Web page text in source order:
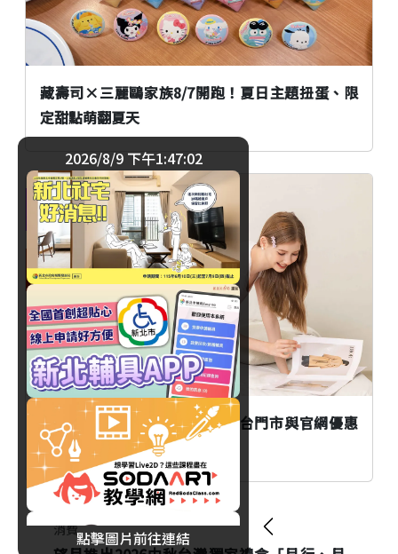
藏壽司×三麗鷗家族8/7開跑！夏日主題扭蛋、限
定甜點萌翻夏天
EASY SHOP歡慶26週年慶！全台門市與官網優惠
活動、滿額贈一次看
消費
臺北
消費
2026/8/9 下午1:47:03
點擊圖片前往連結